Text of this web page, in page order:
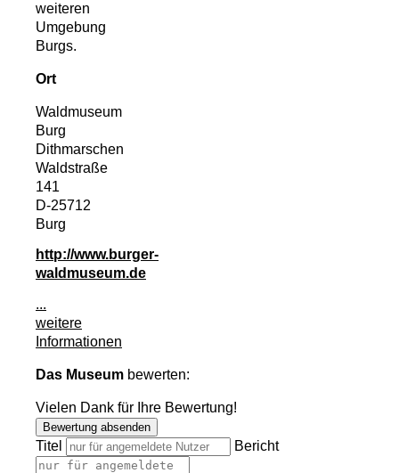
weiteren
Umgebung
Burgs.
Ort
Waldmuseum
Burg
Dithmarschen
Waldstraße
141
D-25712
Burg
http://www.burger-
waldmuseum.de
...
weitere
Informationen
Das Museum bewerten:
Vielen Dank für Ihre Bewertung!
Bewertung absenden
Titel Bericht